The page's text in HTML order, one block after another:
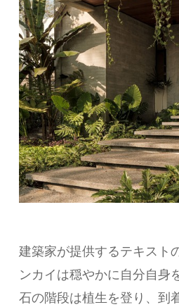
建築家が提供するテキスト
ンカイは穏やかに自分自身
石の階段は植生を登り、到